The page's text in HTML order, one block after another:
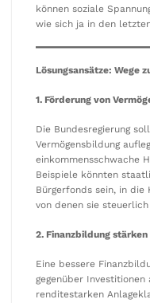
können soziale
wie sich ja in den
Lösungsansätze: Wege
1. Förderung von
Die Bundesregierung
Vermögensbildung
einkommensschwache
Beispiele könnten
Bürgerfonds sein, in die
von denen sie
2. Finanzbildung stärken
Eine bessere
gegenüber Investitionen
renditestarken